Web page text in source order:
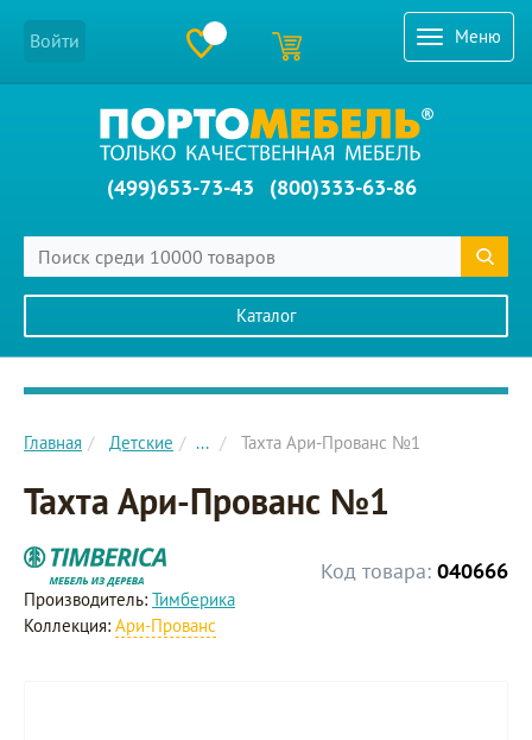
Меню
Войти
(499)653-73-43 (800)333-63-86
Каталог
Главное меню сайта
Главная Детские ... Тахта Ари-Прованс №1
Тахта Ари-Прованс №1
Код товара: 040666
Производитель: Тимберика
Коллекция: Ари-Прованс